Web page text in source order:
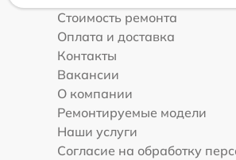
Стоимость ремонта
Оплата и доставка
Контакты
Вакансии
О компании
Ремонтируемые модели
Наши услуги
Согласие на обработку